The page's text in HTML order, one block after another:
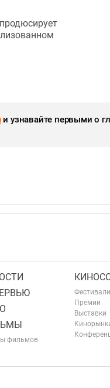
и узнавайте первыми о
фильмов
Фестивали
Премии
Выставки